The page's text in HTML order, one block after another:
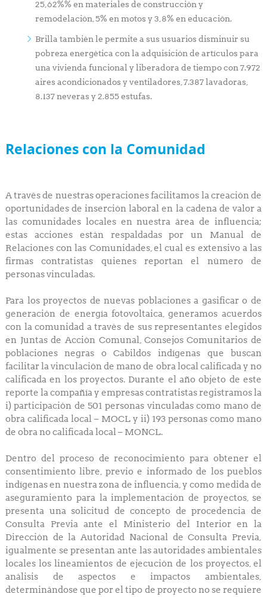
25,62%% en materiales de construcción y
remodelación, 5% en motos y 3,8% en educación.
Brilla también le permite a sus usuarios disminuir su
pobreza energética con la adquisición de artículos para
una vivienda funcional y liberadora de tiempo con 7.972
aires acondicionados y ventiladores, 7.387 lavadoras,
8.137 neveras y 2.855 estufas.
Relaciones con la Comunidad
A través de nuestras operaciones facilitamos la creación de
oportunidades de inserción laboral en la cadena de valor a
las comunidades locales en nuestra área de influencia;
estas acciones están respaldadas por un Manual de
Relaciones con las Comunidades, el cual es extensivo a las
firmas contratistas quienes reportan el número de
personas vinculadas.
Para los proyectos de nuevas poblaciones a gasificar o de
generación de energía fotovoltaica, generamos acuerdos
con la comunidad a través de sus representantes elegidos
en Juntas de Acción Comunal, Consejos Comunitarios de
poblaciones negras o Cabildos indígenas que buscan
facilitar la vinculación de mano de obra local calificada y no
calificada en los proyectos. Durante el año objeto de este
reporte la compañía y empresas contratistas registramos la
i) participación de 501 personas vinculadas como mano de
obra calificada local – MOCL y ii) 193 personas como mano
de obra no calificada local – MONCL.
Dentro del proceso de reconocimiento para obtener el
consentimiento libre, previo e informado de los pueblos
indígenas en nuestra zona de influencia, y como medida de
aseguramiento para la implementación de proyectos, se
presenta una solicitud de concepto de procedencia de
Consulta Previa ante el Ministerio del Interior en la
Dirección de la Autoridad Nacional de Consulta Previa,
igualmente se presentan ante las autoridades ambientales
locales los lineamientos de ejecución de los proyectos, el
análisis de aspectos e impactos ambientales,
determinándose que por el tipo de proyecto no se requiere